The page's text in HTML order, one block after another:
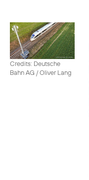
Credits: Deutsche
Bahn AG / Oliver Lang